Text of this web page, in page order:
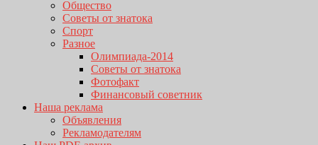
Общество
Советы от знатока
Спорт
Разное
Олимпиада-2014
Советы от знатока
Фотофакт
Финансовый советник
Наша реклама
Объявления
Рекламодателям